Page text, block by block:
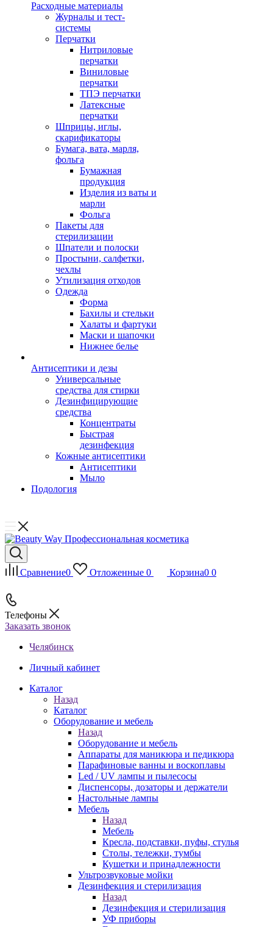
Расходные материалы
Журналы и тест-
системы
Перчатки
Нитриловые
перчатки
Виниловые
перчатки
ТПЭ перчатки
Латексные
перчатки
Шприцы, иглы,
скарификаторы
Бумага, вата, марля,
фольга
Бумажная
продукция
Изделия из ваты и
марли
Фольга
Пакеты для
стерилизации
Шпатели и полоски
Простыни, салфетки,
чехлы
Утилизация отходов
Одежда
Форма
Бахилы и стельки
Халаты и фартуки
Маски и шапочки
Нижнее белье
Антисептики и дезы
Универсальные
средства для стирки
Дезинфицирующие
средства
Концентраты
Быстрая
дезинфекция
Кожные антисептики
Антисептики
Мыло
Подология
Сравнение0 Отложенные 0 Корзина0 0
Телефоны
Заказать звонок
Челябинск
Личный кабинет
Каталог
Назад
Каталог
Оборудование и мебель
Назад
Оборудование и мебель
Аппараты для маникюра и педикюра
Парафиновые ванны и воскоплавы
Led / UV лампы и пылесосы
Диспенсоры, дозаторы и держатели
Настольные лампы
Мебель
Назад
Мебель
Кресла, подставки, пуфы, стулья
Столы, тележки, тумбы
Кушетки и принадлежности
Ультрозвуковые мойки
Дезинфекция и стерилизация
Назад
Дезинфекция и стерилизация
УФ приборы